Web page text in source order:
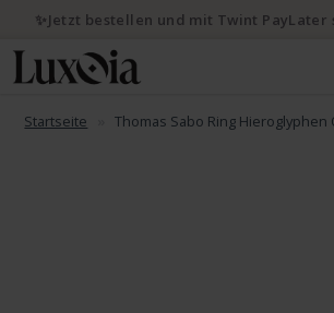
Startseite Thomas Sabo Ring Hieroglyphen
✨Jetzt bestellen und mit Twint PayLater